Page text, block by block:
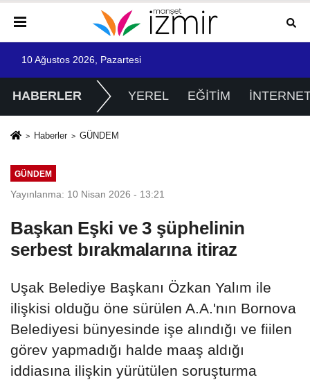
10 Ağustos 2026, Pazartesi
HABERLER YEREL EĞİTİM
Haberler GÜNDEM
GÜNDEM
Yayınlanma: 10 Nisan 2026 - 13:21
Başkan Eşki ve 3 şüphelinin
serbest bırakmalarına itiraz
Uşak Belediye Başkanı Özkan Yalım ile
ilişkisi olduğu öne sürülen A.A.'nın Bornova
Belediyesi bünyesinde işe alındığı ve fiilen
görev yapmadığı halde maaş aldığı
iddiasına ilişkin yürütülen soruşturma